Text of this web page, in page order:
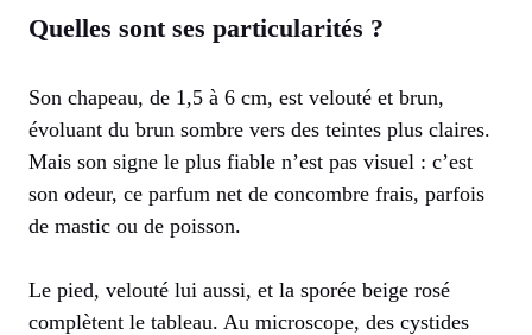
Quelles sont ses particularités ?
Son chapeau, de 1,5 à 6 cm, est velouté et brun,
évoluant du brun sombre vers des teintes plus claires.
Mais son signe le plus fiable n’est pas visuel : c’est
son odeur, ce parfum net de concombre frais, parfois
de mastic ou de poisson.
Le pied, velouté lui aussi, et la sporée beige rosé
complètent le tableau. Au microscope, des cystides